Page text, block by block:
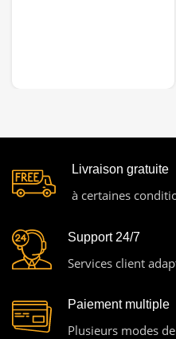
Livraison gratuite
à certaines
Support 24/7
Services client
Paiement multiple
Plusieurs modes